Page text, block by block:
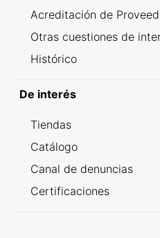
Acreditación de
Otras cuestiones de
Histórico
De interés
Tiendas
Catálogo
Canal de denuncias
Certificaciones